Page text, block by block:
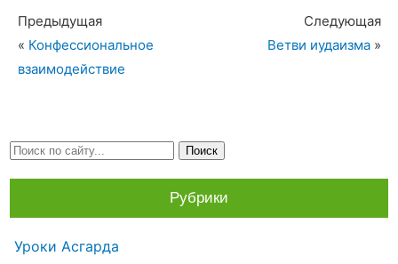
Предыдущая
« Конфессиональное
взаимодействие
Следующая
Ветви иудаизма»
Рубрики
Уроки Асгарда